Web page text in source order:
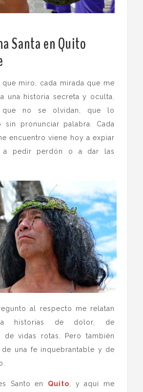
Santa en Quito
miro, cada mirada que me
una historia secreta y oculta.
que no se olvidan, que lo
sin pronunciar palabra. Cada
encuentro viene hoy a expiar
a pedir perdón o a dar las
al respecto me relatan
historias de dolor, de
de vidas rotas. Pero también
de una fe inquebrantable y de
Santo en Quito , y aquí me